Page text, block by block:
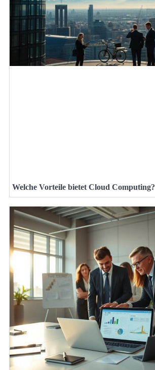
Welche Vorteile bietet Cloud Computing?